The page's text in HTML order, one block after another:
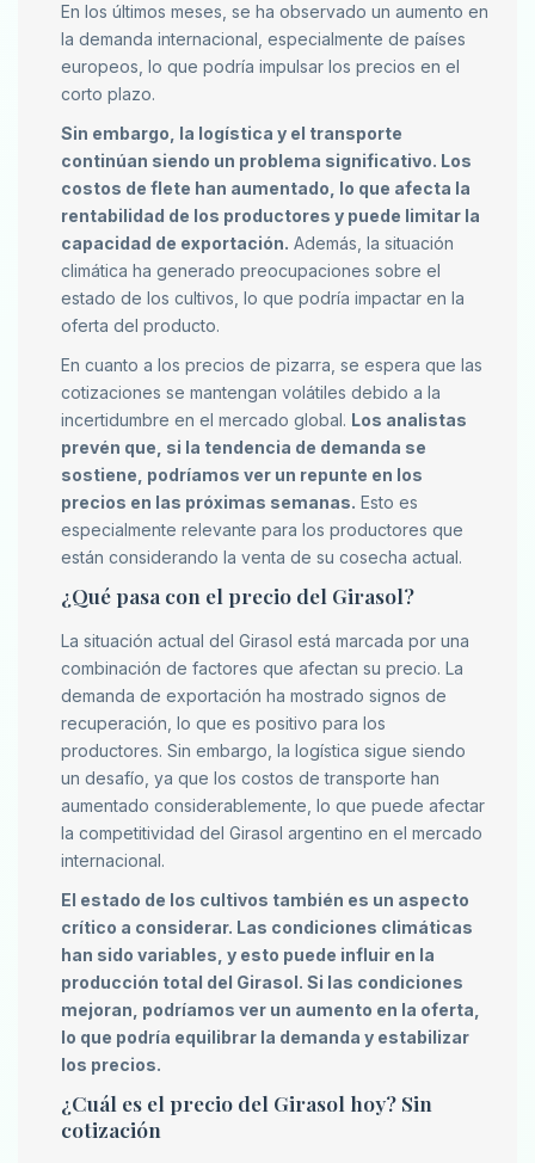
En los últimos meses, se ha observado un aumento en
la demanda internacional, especialmente de países
europeos, lo que podría impulsar los precios en el
corto plazo.
Sin embargo, la logística y el transporte
continúan siendo un problema significativo. Los
costos de flete han aumentado, lo que afecta la
rentabilidad de los productores y puede limitar la
capacidad de exportación. Además, la situación
climática ha generado preocupaciones sobre el
estado de los cultivos, lo que podría impactar en la
oferta del producto.
En cuanto a los precios de pizarra, se espera que las
cotizaciones se mantengan volátiles debido a la
incertidumbre en el mercado global. Los analistas
prevén que, si la tendencia de demanda se
sostiene, podríamos ver un repunte en los
precios en las próximas semanas. Esto es
especialmente relevante para los productores que
están considerando la venta de su cosecha actual.
¿Qué pasa con el precio del Girasol?
La situación actual del Girasol está marcada por una
combinación de factores que afectan su precio. La
demanda de exportación ha mostrado signos de
recuperación, lo que es positivo para los
productores. Sin embargo, la logística sigue siendo
un desafío, ya que los costos de transporte han
aumentado considerablemente, lo que puede afectar
la competitividad del Girasol argentino en el mercado
internacional.
El estado de los cultivos también es un aspecto
crítico a considerar. Las condiciones climáticas
han sido variables, y esto puede influir en la
producción total del Girasol. Si las condiciones
mejoran, podríamos ver un aumento en la oferta,
lo que podría equilibrar la demanda y estabilizar
los precios.
¿Cuál es el precio del Girasol hoy? Sin
cotización